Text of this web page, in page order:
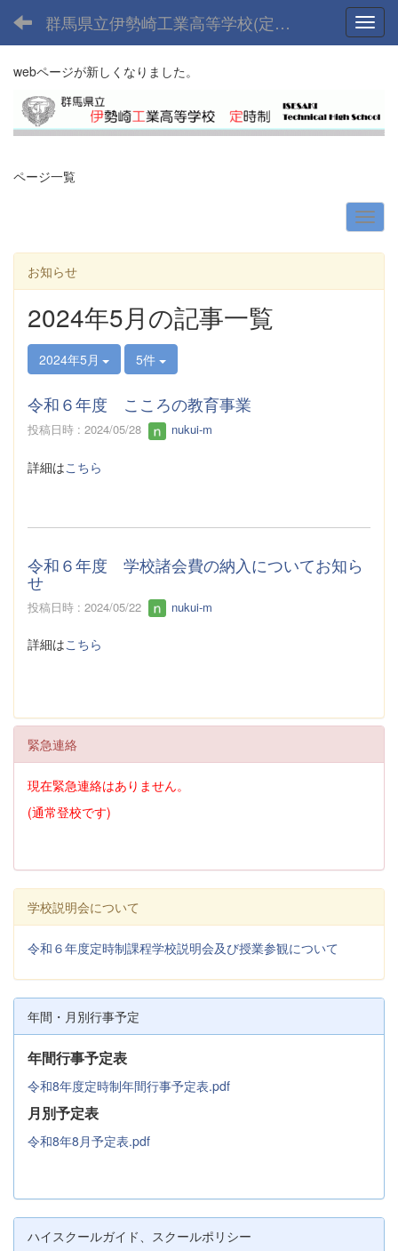
群馬県立伊勢崎工業高等学校(定時制課程)
webページが新しくなりました。
ページ一覧
お知らせ
2024年5月の記事一覧
2024年5月 5件
令和６年度 こころの教育事業
投稿日時 : 2024/05/28 nukui-m
詳細はこちら
令和６年度 学校諸会費の納入についてお知ら
せ
投稿日時 : 2024/05/22 nukui-m
詳細はこちら
緊急連絡
現在緊急連絡はありません。
(通常登校です)
学校説明会について
令和６年度定時制課程学校説明会及び授業参観について
年間・月別行事予定
年間行事予定表
令和8年度定時制年間行事予定表.pdf
月別予定表
令和8年8月予定表.pdf
ハイスクールガイド、スクールポリシー